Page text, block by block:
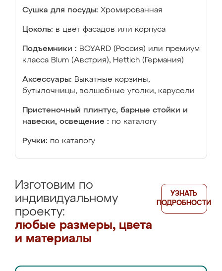
Сушка для посуды: Хромированная
Цоколь: в цвет фасадов или корпуса
Подъемники : BOYARD (Россия) или премиум
класса Blum (Австрия), Hettich (Германия)
Аксессуары: Выкатные корзины,
бутылочницы, волшебные уголки, карусели
Пристеночный плинтус, барные стойки и
навески, освещение : по каталогу
Ручки: по каталогу
Изготовим по
индивидуальному
проекту:
любые размеры, цвета
и материалы
УЗНАТЬ
ПОДРОБНОСТИ